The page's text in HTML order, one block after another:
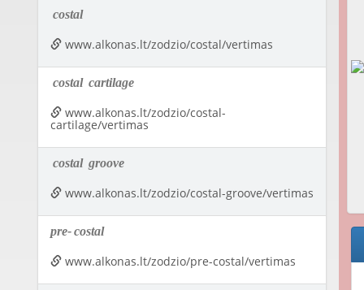
costal
www.alkonas.lt/zodzio/costal/vertimas
costal cartilage
www.alkonas.lt/zodzio/costal-
cartilage/vertimas
costal groove
www.alkonas.lt/zodzio/costal-groove/vertimas
pre-costal
www.alkonas.lt/zodzio/pre-costal/vertimas